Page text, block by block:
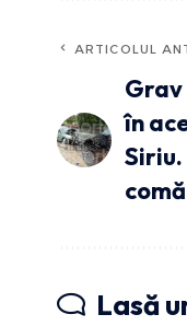
ARTICOLUL
în
comă
Lasă